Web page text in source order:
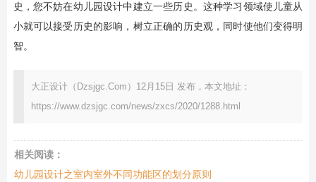
史，您不妨在幼儿园设计中建立一些历史。这种学习领域使儿童从
小就可以接受历史的影响，树立正确的历史观，同时使他们变得明
智。
大正设计（Dzsjgc.Com）12月15日 发布，本文地址：
https://www.dzsjgc.com/news/zxcs/2020/1288.html
相关阅读：
幼儿园设计之室内室外不同功能区的划分原则